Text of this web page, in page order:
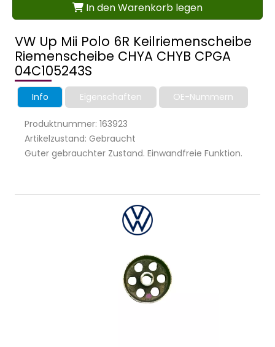
VW Up Mii Polo 6R Keilriemenscheibe
Riemenscheibe CHYA CHYB CPGA
04C105243S
Info Eigenschaften OE-Nummern
Produktnummer: 163923
Artikelzustand: Gebraucht
Guter gebrauchter Zustand. Einwandfreie Funktion.
In den Warenkorb legen